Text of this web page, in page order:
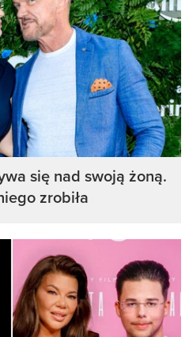
się nad swoją żoną.
zrobiła